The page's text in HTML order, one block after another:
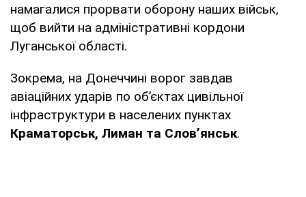
намагалися прорвати оборону наших військ,
щоб вийти на адміністративні кордони
Луганської області.
Зокрема, на Донеччині ворог завдав
авіаційних ударів по об’єктах цивільної
інфраструктури в населених пунктах
Краматорськ, Лиман та Слов’янськ.